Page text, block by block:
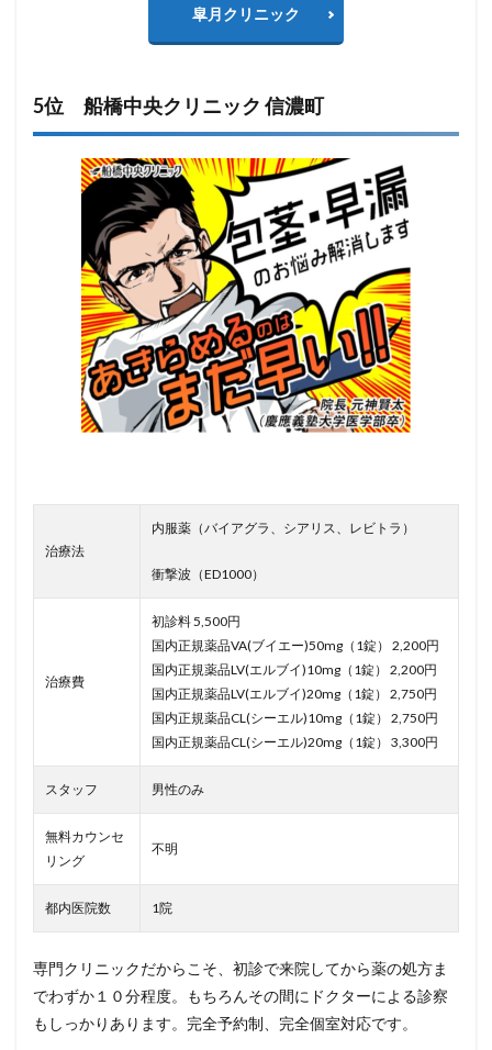
皐月クリニック
5位 船橋中央クリニック 信濃町
治療法
内服薬（バイアグラ、シアリス、レビトラ）
衝撃波（ED1000）
治療費
初診料 5,500円
国内正規薬品VA(ブイエー)50mg（1錠） 2,200円
国内正規薬品LV(エルブイ)10mg（1錠） 2,200円
国内正規薬品LV(エルブイ)20mg（1錠） 2,750円
国内正規薬品CL(シーエル)10mg（1錠） 2,750円
国内正規薬品CL(シーエル)20mg（1錠） 3,300円
スタッフ 男性のみ
無料カウンセ
リング
不明
都内医院数 1院
専門クリニックだからこそ、初診で来院してから薬の処方ま
でわずか１０分程度。もちろんその間にドクターによる診察
もしっかりあります。完全予約制、完全個室対応です。